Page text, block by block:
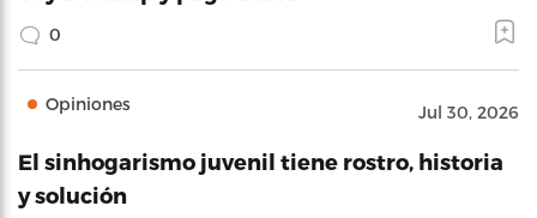
0
Opiniones Jul 30, 2026
El sinhogarismo juvenil tiene rostro, historia
y solución